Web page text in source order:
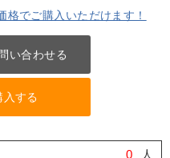
でご購入いただけます！
い合わせる
入する
0 人